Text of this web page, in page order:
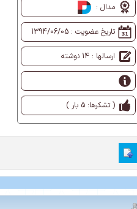
مدال :
تاریخ عضویت : 1394/06/05
ارسالها : 14 نوشته
( تشکرها: 5 بار )